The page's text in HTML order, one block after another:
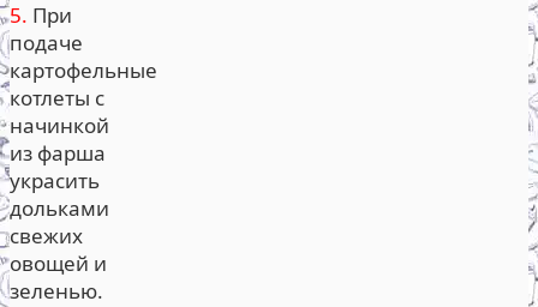
5. При
подаче
картофельные
котлеты с
начинкой
из фарша
украсить
дольками
свежих
овощей и
зеленью.